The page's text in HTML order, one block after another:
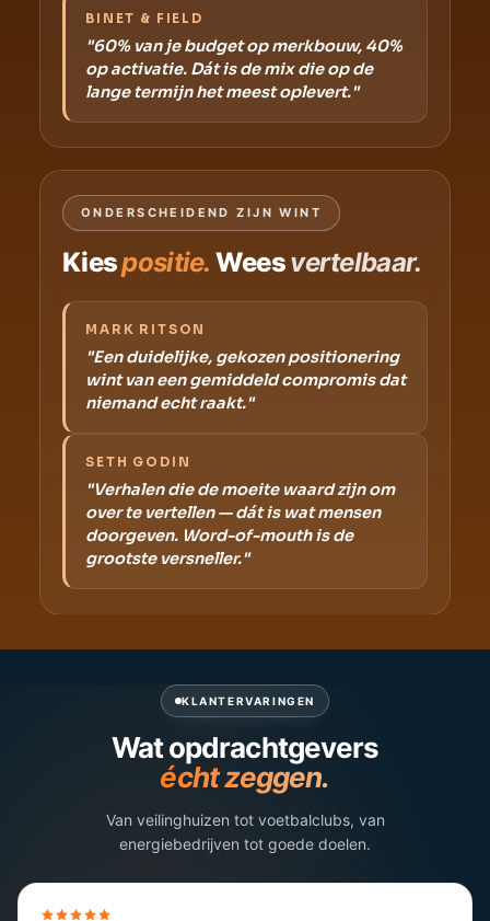
BINET & FIELD
"60% van je budget op merkbouw, 40%
op activatie. Dát is de mix die op de
lange termijn het meest oplevert."
ONDERSCHEIDEND ZIJN WINT
Kiespositie. Weesvertelbaar.
MARK RITSON
"Een duidelijke, gekozen positionering
wint van een gemiddeld compromis dat
niemand echt raakt."
SETH GODIN
"Verhalen die de moeite waard zijn om
over te vertellen — dát is wat mensen
doorgeven. Word-of-mouth is de
grootste versneller."
KLANTERVARINGEN
Wat opdrachtgevers
écht zeggen.
Van veilinghuizen tot voetbalclubs, van
energiebedrijven tot goede doelen.